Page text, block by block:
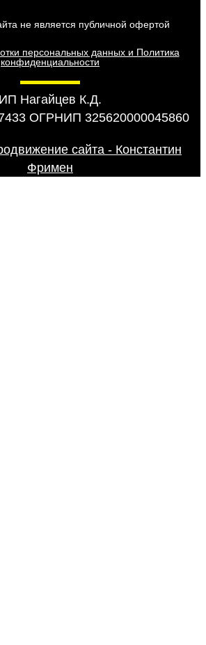
не является публичной офертой
персональных данных и Политика
конфиденциальности
ИП Нагайцев К.Д.
ОГРНИП 325620000045860
сайта - Константин
Фримен